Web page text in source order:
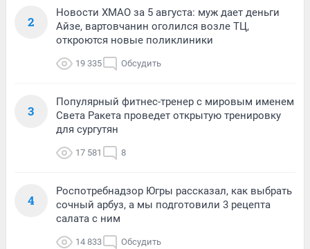
2
Новости ХМАО за 5 августа: муж дает деньги
Айзе, вартовчанин оголился возле ТЦ,
откроются новые поликлиники
19 335 Обсудить
3
Популярный фитнес-тренер с мировым именем
Света Ракета проведет открытую тренировку
для сургутян
17 581 8
4
Роспотребнадзор Югры рассказал, как выбрать
сочный арбуз, а мы подготовили 3 рецепта
салата с ним
14 833 Обсудить